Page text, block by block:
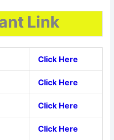
Link
Click Here
Click Here
Click Here
Click Here